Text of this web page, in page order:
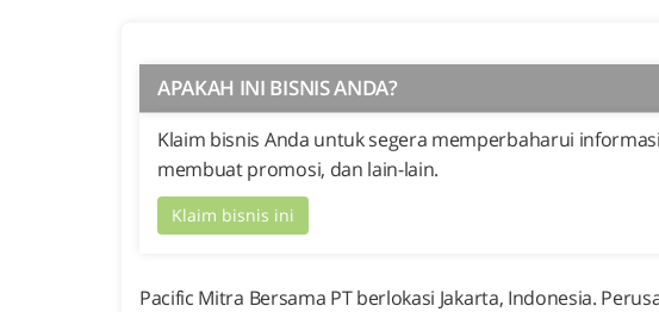
APAKAH INI BISNIS ANDA?
Klaim bisnis Anda untuk segera memperbaharui
membuat promosi, dan lain-lain.
Klaim bisnis ini
Pacific Mitra Bersama PT berlokasi Jakarta, Indonesia.